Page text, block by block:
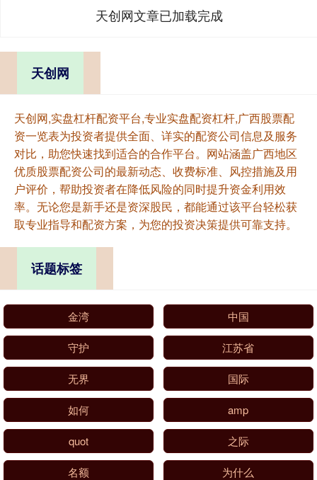
天创网文章已加载完成
天创网
天创网,实盘杠杆配资平台,专业实盘配资杠杆,广西股票配
资一览表为投资者提供全面、详实的配资公司信息及服务
对比，助您快速找到适合的合作平台。网站涵盖广西地区
优质股票配资公司的最新动态、收费标准、风控措施及用
户评价，帮助投资者在降低风险的同时提升资金利用效
率。无论您是新手还是资深股民，都能通过该平台轻松获
取专业指导和配资方案，为您的投资决策提供可靠支持。
话题标签
金湾 中国
守护 江苏省
无界 国际
如何 amp
quot 之际
名额 为什么